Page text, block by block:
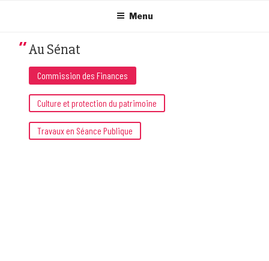
Menu
Au Sénat
Commission des Finances
Culture et protection du patrimoine
Travaux en Séance Publique